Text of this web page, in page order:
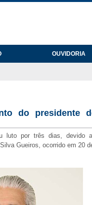
OUVIDORIA
do presidente
luto por três dias, devido
Gueiros, ocorrido em 20